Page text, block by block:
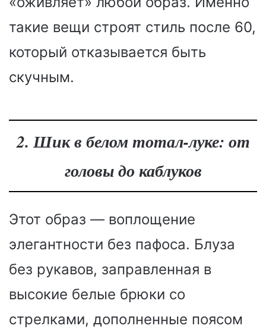
такие вещи строят стиль после 60,
который отказывается быть
скучным.
2. Шик в белом тотал-луке: от
головы до каблуков
Этот образ — воплощение
элегантности без пафоса. Блуза
без рукавов, заправленная в
высокие белые брюки со
стрелками, дополненные поясом